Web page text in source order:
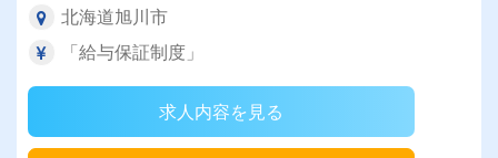
北海道旭川市
「給与保証制度」
求人内容を見る